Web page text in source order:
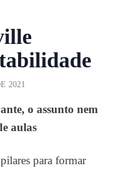
2021
o assunto nem
aulas
para formar